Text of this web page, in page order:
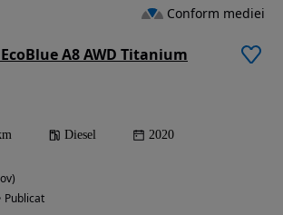
A8 AWD Titanium
Diesel 2020
Publicat
Conform mediei